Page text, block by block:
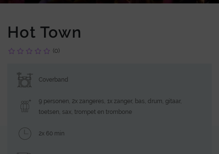
Hot Town
(0)
Coverband
9 personen, 2x zangeres, 1x zanger, bas, drum, gitaar,
toetsen, sax, trompet en trombone
2x 60 min